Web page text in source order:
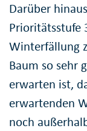
Darüber
Prioritätsstufe
Winterfällung
Baum so sehr
erwarten ist,
erwartenden
noch